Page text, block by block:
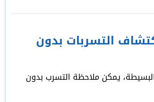
التسربات بدون
يمكن ملاحظة التسرب بدون